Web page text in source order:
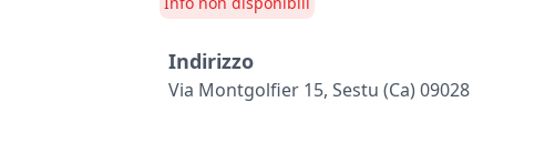
Indirizzo
Via Montgolfier 15, Sestu (ca) 09028